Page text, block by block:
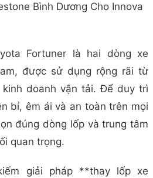
Bình Dương Cho Innova
Fortuner là hai dòng xe
được sử dụng rộng rãi từ
doanh vận tải. Để duy trì
bỉ, êm ái và an toàn trên mọi
đúng dòng lốp và trung tâm
quan trọng.
giải pháp **thay lốp xe